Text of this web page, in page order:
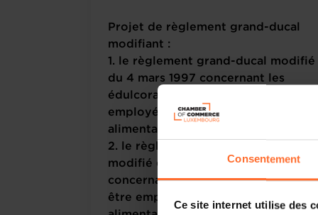
Consentement
Ce site internet utilise des
Projet de règlement grand-ducal
modifiant :
1. le règlement grand-ducal modifié
du 4 mars 1997 concernant les
édulcorants destinés à être
employés dans les denrées
alimentaires ;
2. le règlement grand-ducal
modifié du 19 mars 1997
concernant les colorants destinés à
être employés dans les denrées